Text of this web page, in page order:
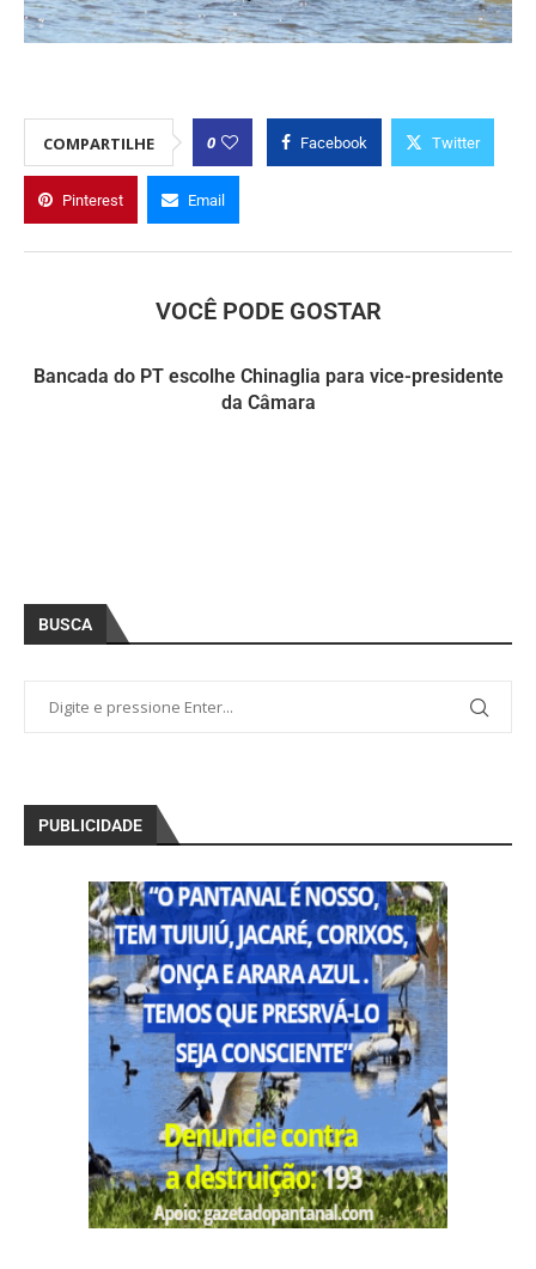
COMPARTILHE 0 Facebook Twitter
Pinterest Email
VOCÊ PODE GOSTAR
Bancada do PT escolhe Chinaglia para vice-presidente
da Câmara
BUSCA
PUBLICIDADE